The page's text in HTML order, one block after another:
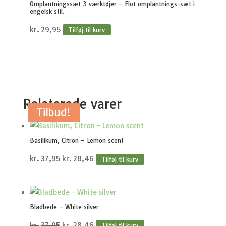
Omplantningssæt 3 værktøjer – Flot omplantnings-sæt i
engelsk stil.
kr. 29,95 Tilføj til kurv
Relaterede varer
Tilbud!
Basilikum, Citron – Lemon scent
kr.37,95 Den
var:
kr.37,95.
kr. 28,46Den
er:
kr.28,46.
Tilføj til kurv
Tilbud!
Bladbede – White silver
Tilbud!
Tilbud!
Tilbud!